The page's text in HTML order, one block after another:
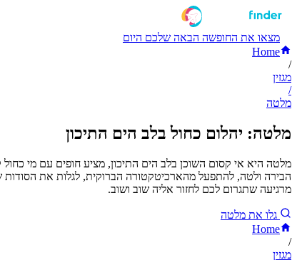
מצאו את החופשה הבאה שלכם היום
Home
/
מגזין
/
מלטה
מלטה: יהלום כחול בלב הים התיכון
מלטה היא אי קסום השוכן בלב הים התיכון, מציע חופים עם מי כחול
הבירה ולטה, להתפעל מהארכיטקטורה הברוקית, לגלות את הסודות
מרגיעה שתגרום לכם לחזור אליה שוב ושוב.
גלו את מלטה
Home
/
מגזין